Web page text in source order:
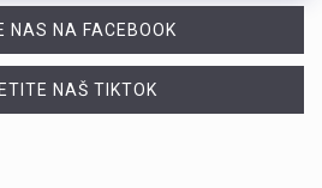
NAS NA FACEBOOK
NAŠ TIKTOK